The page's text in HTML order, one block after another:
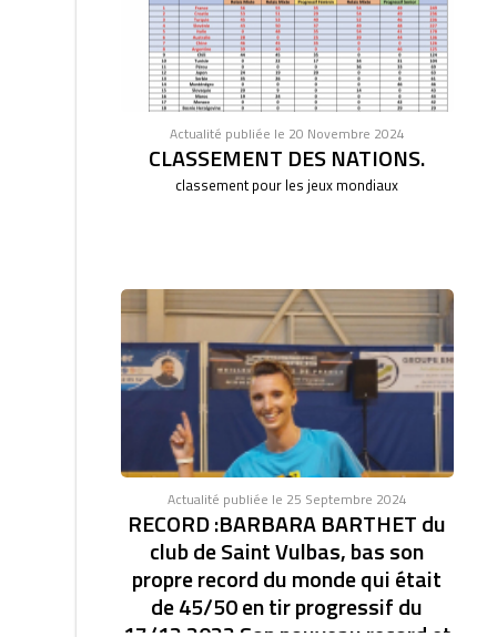
Actualité publiée le 20 Novembre 2024
CLASSEMENT DES NATIONS.
classement pour les jeux mondiaux
Actualité publiée le 25 Septembre 2024
RECORD :BARBARA BARTHET du
club de Saint Vulbas, bas son
propre record du monde qui était
de 45/50 en tir progressif du